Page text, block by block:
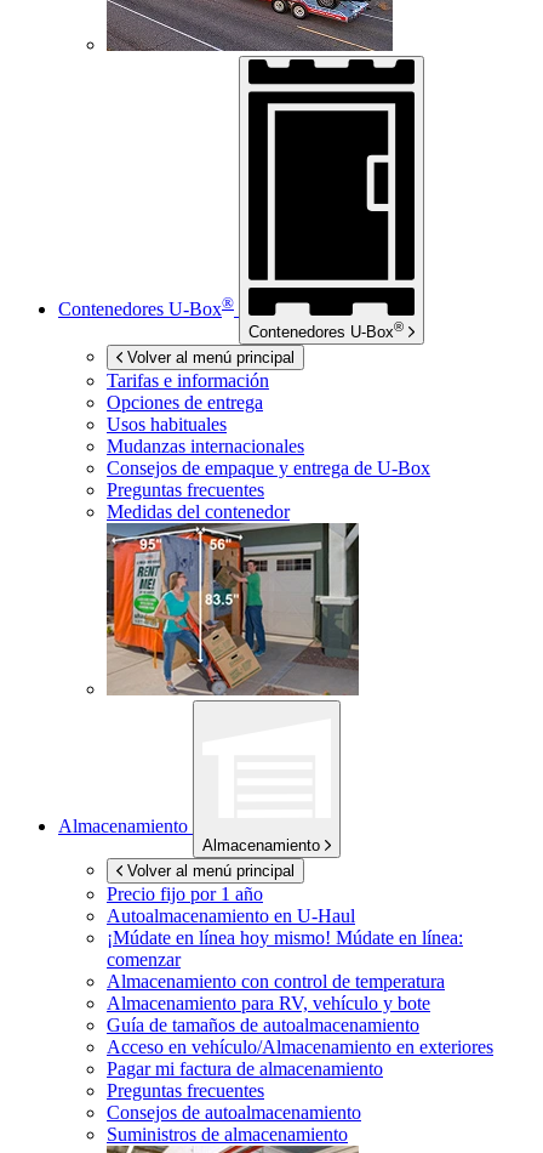
Contenedores U-Box®
Contenedores U-Box®
Volver al menú principal
Tarifas e información
Opciones de entrega
Usos habituales
Mudanzas internacionales
Consejos de empaque y entrega de U-Box
Preguntas frecuentes
Medidas del contenedor
Almacenamiento
Almacenamiento
Volver al menú principal
Precio fijo por 1 año
Autoalmacenamiento en U-Haul
¡Múdate en línea hoy mismo! Múdate en línea:
comenzar
Almacenamiento con control de temperatura
Almacenamiento para RV, vehículo y bote
Guía de tamaños de autoalmacenamiento
Acceso en vehículo/Almacenamiento en exteriores
Pagar mi factura de almacenamiento
Preguntas frecuentes
Consejos de autoalmacenamiento
Suministros de almacenamiento